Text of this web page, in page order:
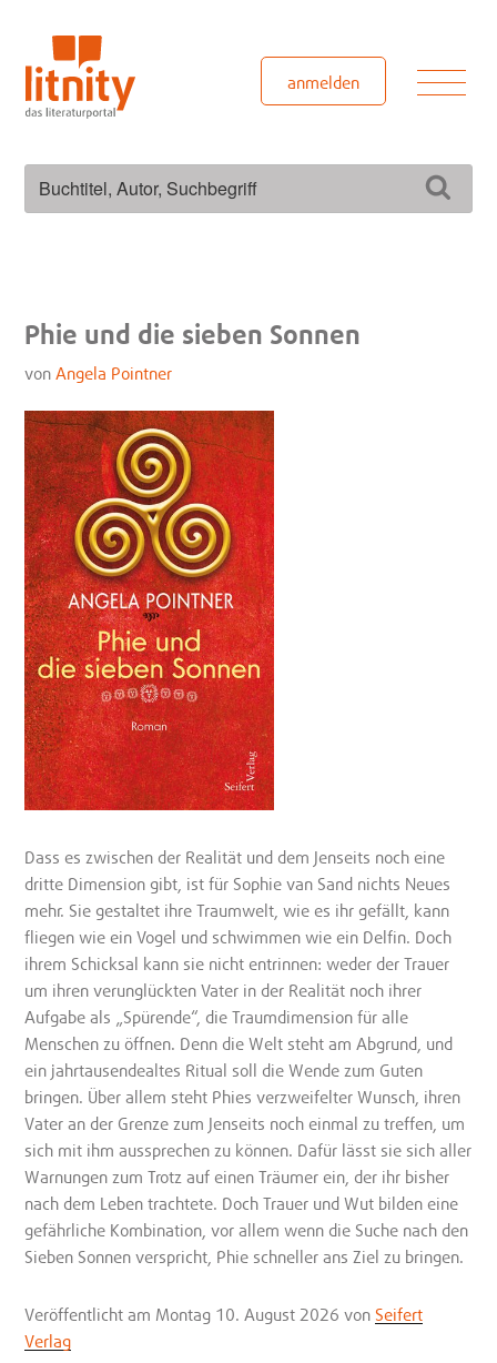
springen
anmelden
Phie und die sieben Sonnen
vonAngela Pointner
Dass es zwischen der Realität und dem Jenseits noch eine
dritte Dimension gibt, ist für Sophie van Sand nichts Neues
mehr. Sie gestaltet ihre Traumwelt, wie es ihr gefällt, kann
fliegen wie ein Vogel und schwimmen wie ein Delfin. Doch
ihrem Schicksal kann sie nicht entrinnen: weder der Trauer
um ihren verunglückten Vater in der Realität noch ihrer
Aufgabe als „Spürende“, die Traumdimension für alle
Menschen zu öffnen. Denn die Welt steht am Abgrund, und
ein jahrtausendealtes Ritual soll die Wende zum Guten
bringen. Über allem steht Phies verzweifelter Wunsch, ihren
Vater an der Grenze zum Jenseits noch einmal zu treffen, um
sich mit ihm aussprechen zu können. Dafür lässt sie sich aller
Warnungen zum Trotz auf einen Träumer ein, der ihr bisher
nach dem Leben trachtete. Doch Trauer und Wut bilden eine
gefährliche Kombination, vor allem wenn die Suche nach den
Sieben Sonnen verspricht, Phie schneller ans Ziel zu bringen.
Veröffentlicht am Montag 10. August 2026 von Seifert
Verlag